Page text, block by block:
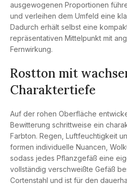
ausgewogenen Proportionen
und verleihen dem Umfeld eine
Dadurch erhält selbst eine
repräsentativen Mittelpunkt mit
Fernwirkung.
Rostton mit
Charaktertiefe
Auf der rohen Oberfläche
Bewitterung schrittweise ein
Farbton. Regen, Luftfeuchtigkeit
formen individuelle Nuancen,
sodass jedes Pflanzgefäß eine
vollständig verschweißte Gefäß
Cortenstahl und ist für den